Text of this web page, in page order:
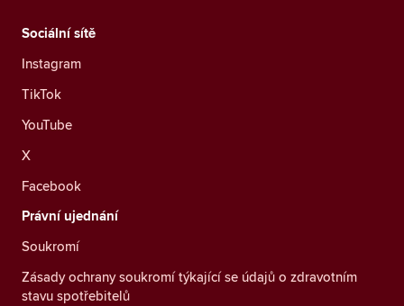
Sociální sítě
Instagram
TikTok
YouTube
X
Facebook
Právní ujednání
Soukromí
Zásady ochrany soukromí týkající se údajů o zdravotním
stavu spotřebitelů